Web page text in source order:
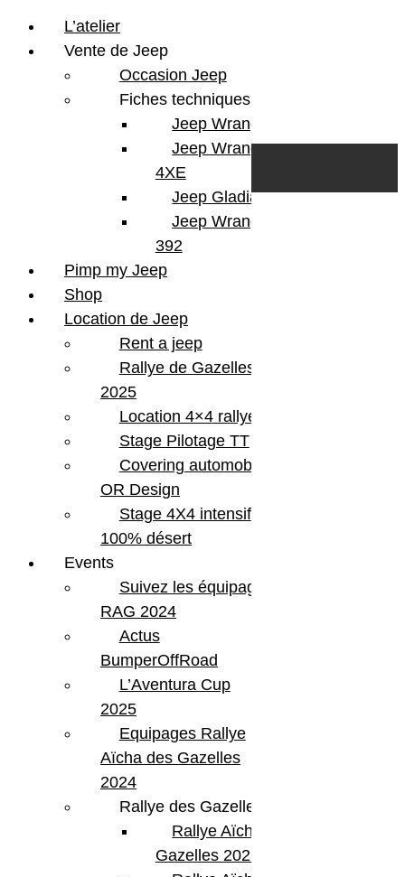
L’atelier
Vente de Jeep
Occasion Jeep
Fiches techniques
Jeep Wrangler JL
Jeep Wrangler
4XE
Jeep Gladiator
Jeep Wrangler V8
392
Pimp my Jeep
Shop
Location de Jeep
Rent a jeep
Rallye de Gazelles
2025
Location 4×4 rallye
Stage Pilotage TT
Covering automobile –
OR Design
Stage 4X4 intensif
100% désert
Events
Suivez les équipages
RAG 2024
Actus
BumperOffRoad
L’Aventura Cup
2025
Equipages Rallye
Aïcha des Gazelles
2024
Rallye des Gazelles
Rallye Aïcha des
Gazelles 2023